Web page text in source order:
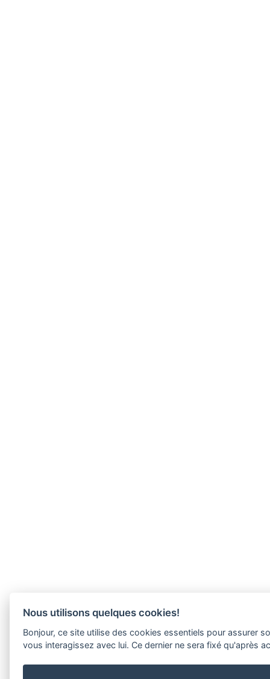
Nous utilisons quelques cookies!
Bonjour, ce site utilise des cookies essentiels pour assurer
vous interagissez avec lui. Ce dernier ne sera fixé qu'après